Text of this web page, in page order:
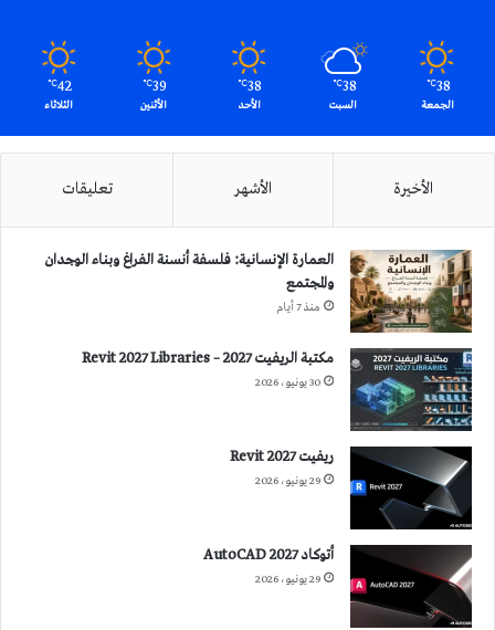
38
℃
الجمعة
38
℃
السبت
38
℃
الأحد
39
℃
الأثنين
42
℃
الثلاثاء
الأخيرة الأشهر تعليقات
العمارة الإنسانية: فلسفة أنسنة الفراغ وبناء الوجدان
والمجتمع
منذ 7 أيام
مكتبة الريفيت 2027 – Revit 2027 Libraries
30 يونيو، 2026
ريفيت 2027 Revit
29 يونيو، 2026
أتوكاد 2027 AutoCAD
29 يونيو، 2026